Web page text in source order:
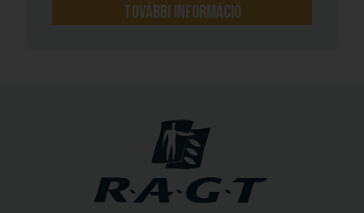
További információ